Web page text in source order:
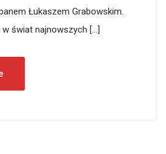
Łukaszem Grabowskim.
świat najnowszych […]